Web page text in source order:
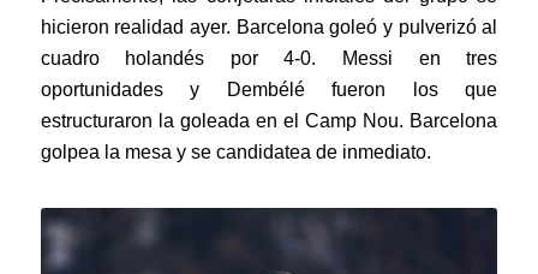
hicieron realidad ayer. Barcelona goleó y pulverizó al
cuadro holandés por 4-0. Messi en tres
oportunidades y Dembélé fueron los que
estructuraron la goleada en el Camp Nou. Barcelona
golpea la mesa y se candidatea de inmediato.